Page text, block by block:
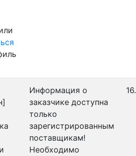
Информация о
заказчике доступна
только
зарегистрированным
поставщикам!
Необходимо